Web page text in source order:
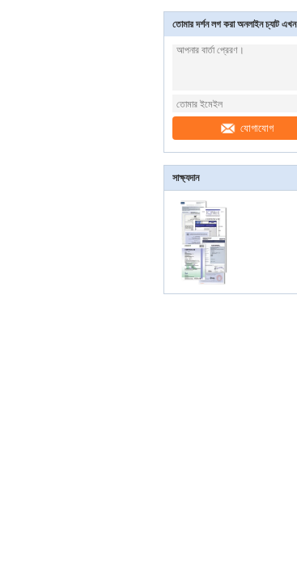
তোমার দর্শন লগ করা অনলাইন চ্যাট এখন
যোগাযোগ
সাক্ষ্যদান